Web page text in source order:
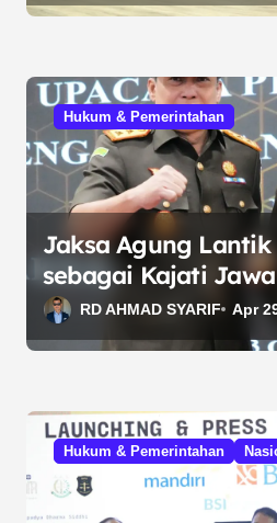
Hukum & Pemerintahan
Jaksa Agung Lantik
sebagai Kajati
Tekankan
Humanis
RD AHMAD SYARIF Apr
Hukum & Pemerintahan